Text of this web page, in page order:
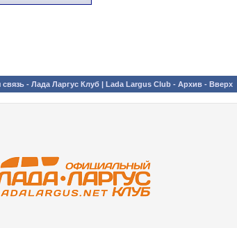
связь - Лада Ларгус Клуб | Lada Largus Club - Архив - Вверх